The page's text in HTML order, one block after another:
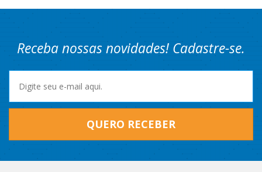
Receba nossas novidades! Cadastre-se.
QUERO RECEBER